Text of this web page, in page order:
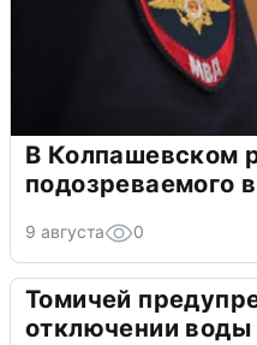
В Колпашевском
подозреваемого
9 августа 0
Томичей
отключении воды